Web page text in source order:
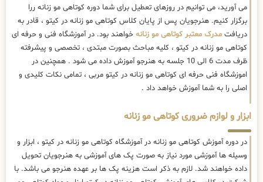
می آورید، می توانیم در روزهای تعطیل برای شما دوره کوتاهی مو زنانه ررا
برگزار کنیم. هنرجویان پس از پایان کلاس کوتاهی مو زنانه در کیتو ، قادر به
دریافت مدرک معتبر کوتاهی مو زنانه خواهند بود. در آموزشگاه فنی و حرفه ای
کوتاهی مو زنانه در کیتو ، کلیه مباحث بصورت مبتدی ، تخصصی و پیشرفته
ظرف مدت 6 الی 10 جلسه به هنرجو آموزش داده می شود . همچنین در
اموزشگاه فنی حرفه ای کوتاهی مو زنانه در کیتو مربی ، تمامی نکات کلیدی و
اصلی را به شما آموزش خواهد داد .
ابزار و لوازم ضروری کوتاهی مو زنانه
در دوره آموزش کوتاهی مو زنانه در آموزشگاه کوتاهی مو زنانه در کیتو ، ابزار و
وسیله ها آموزشی مورد نیاز به صورت پک های آموزشی به هنرجویان تحویل
داده خواهند شد. لازم به ذکر است هزینه پک ها بر عهده هنرجو می باشد. با